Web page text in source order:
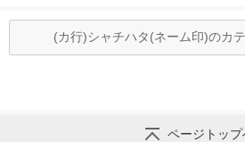
(カ行)シャチハタ(ネーム印)のカ
ページトップ